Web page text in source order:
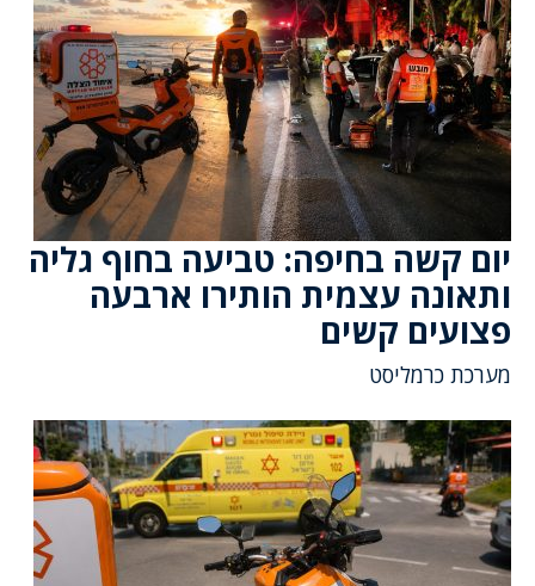
יום קשה בחיפה: טביעה בחוף גליה
ותאונה עצמית הותירו ארבעה
פצועים קשים
מערכת כרמליסט